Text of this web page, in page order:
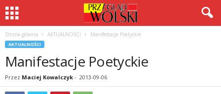
Strona główna AKTUALNOŚCI Manifestacje Poetyckie
AKTUALNOŚCI
Manifestacje Poetyckie
Przez Maciej Kowalczyk - 2013-09-06